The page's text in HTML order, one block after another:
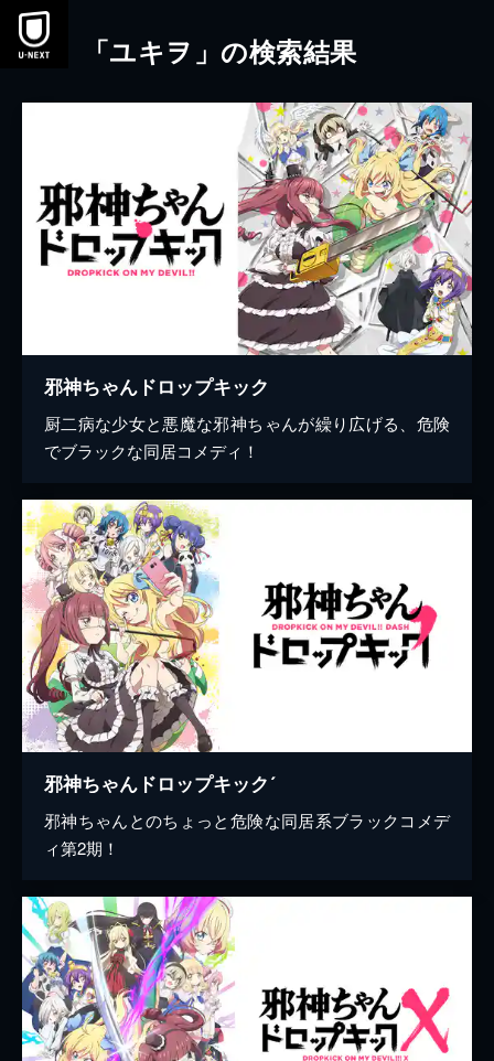
本文へスキップ
「ユキヲ」の検索結果
邪神ちゃんドロップキック
厨二病な少女と悪魔な邪神ちゃんが繰り広げる、危険
でブラックな同居コメディ！
邪神ちゃんドロップキック´
邪神ちゃんとのちょっと危険な同居系ブラックコメデ
ィ第2期！